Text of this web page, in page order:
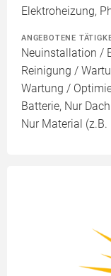
Elektroheizung,
ANGEBOTENE
Neuinstallation /
Reinigung /
Wartung /
Batterie, Nur
Nur Material